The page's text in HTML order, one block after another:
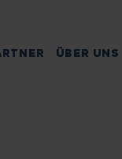
ÜBER UNS